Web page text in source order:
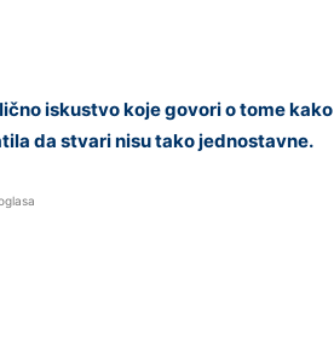
iskustvo koje govori o tome kako
da stvari nisu tako jednostavne.